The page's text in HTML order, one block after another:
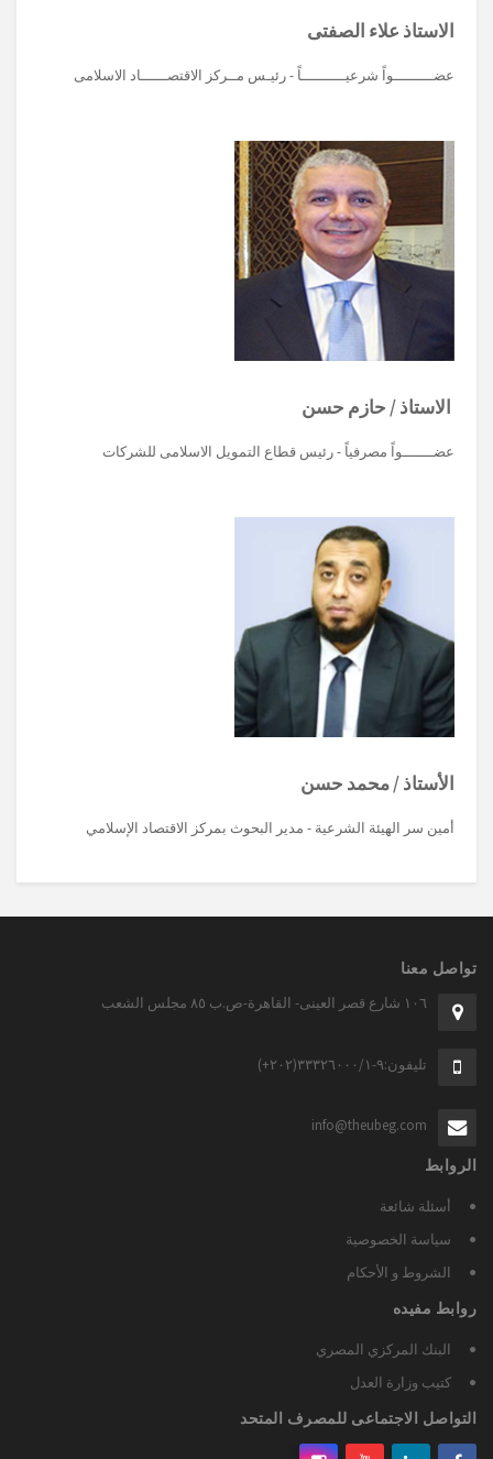
الاستاذ علاء الصفتى
عضـــــــــواً شرعيــــــــــاً - رئيـس مــركز الاقتصــــــاد الاسلامى
الاستاذ / حازم حسن
عضـــــــواً مصرفياً - رئيس قطاع التمويل الاسلامى للشركات
الأستاذ / محمد حسن
أمين سر الهيئة الشرعية - مدير البحوث بمركز الاقتصاد الإسلامي
تواصل معنا
١٠٦ شارع قصر العينى- القاهرة-ص.ب ٨٥ مجلس الشعب
تليفون:٩-٣٣٣٢٦٠٠٠/١(٢٠٢+)
info@theubeg.com
الروابط
أسئلة شائعة
سياسة الخصوصية
الشروط و الأحكام
روابط مفيده
البنك المركزي المصري
كتيب وزارة العدل
التواصل الاجتماعى للمصرف المتحد